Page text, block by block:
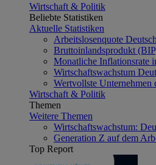
Wirtschaft & Politik
Beliebte Statistiken
Aktuelle Statistiken
Arbeitslosenquote
Bruttoinlandsprodukt
Monatliche Inflationsrate
Wirtschaftswachstum
Wertvollste Unternehmen
Wirtschaft & Politik
Themen
Weitere Themen
Wirtschaftswachstum:
Generation Z auf dem
Top Report